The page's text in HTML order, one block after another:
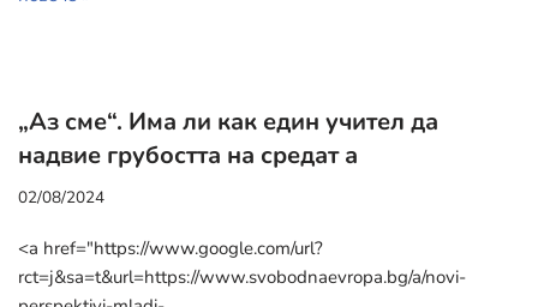
„Аз сме“. Има ли как един учител да
надвие грубостта на средат а
02/08/2024
<a href="https://www.google.com/url?
rct=j&sa=t&url=https://www.svobodnaevropa.bg/a/novi-